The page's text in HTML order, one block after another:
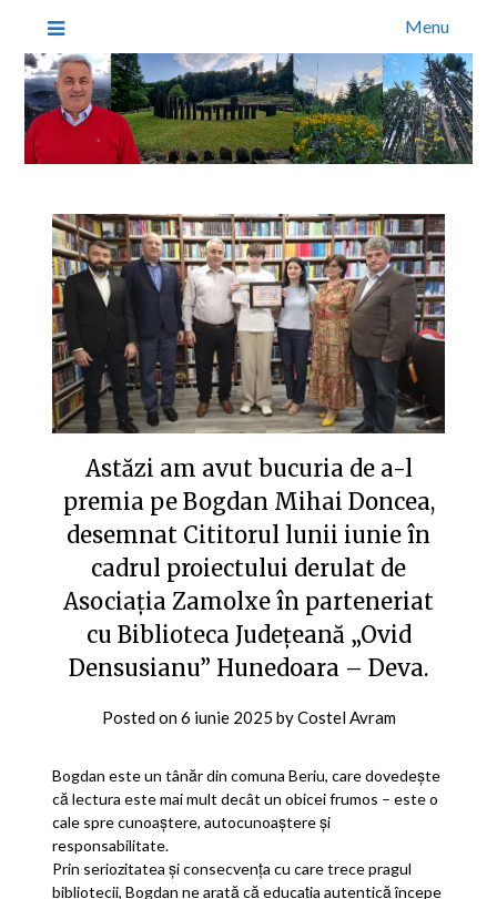
Menu
Astăzi am avut bucuria de a-l
premia pe Bogdan Mihai Doncea,
desemnat Cititorul lunii iunie în
cadrul proiectului derulat de
Asociația Zamolxe în parteneriat
cu Biblioteca Județeană „Ovid
Densusianu” Hunedoara – Deva.
Posted on6 iunie 2025 byCostel Avram
Bogdan este un tânăr din comuna Beriu, care dovedește
că lectura este mai mult decât un obicei frumos – este o
cale spre cunoaștere, autocunoaștere și
responsabilitate.
Prin seriozitatea și consecvența cu care trece pragul
bibliotecii, Bogdan ne arată că educația autentică începe